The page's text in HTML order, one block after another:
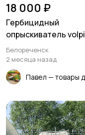
18 000 ₽
Гербицидный
опрыскиватель volpi
м-3000
Белореченск
2 месяца назад